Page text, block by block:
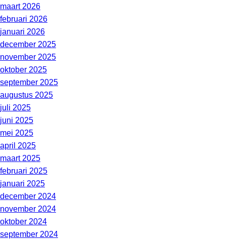
maart 2026
februari 2026
januari 2026
december 2025
november 2025
oktober 2025
september 2025
augustus 2025
juli 2025
juni 2025
mei 2025
april 2025
maart 2025
februari 2025
januari 2025
december 2024
november 2024
oktober 2024
september 2024